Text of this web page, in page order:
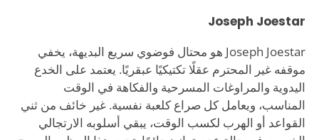
Joseph Joestar
Joseph Joestar هو محتال فوضوي سريع البديهة، يخفي
موقفه غير المحترم عقلًا تكتيكيًا عبقريًا. يعتمد على الخدع
اليدوية والمراوغات المسرحية والفكاهة في الوقت
المناسب، ويعامل كل صراع كلعبة نفسية. غير خائف من ثني
القواعد أو الهرب لكسب الوقت، يبقي أسلوبه الارتجالي